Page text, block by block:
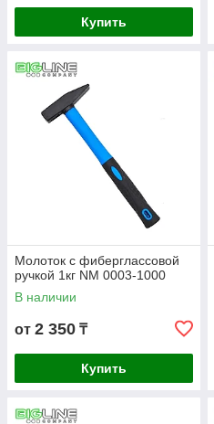
Купить
Молоток c фиберглассовой
ручкой 1кг NM 0003-1000
В наличии
от 2 350 ₸
Купить